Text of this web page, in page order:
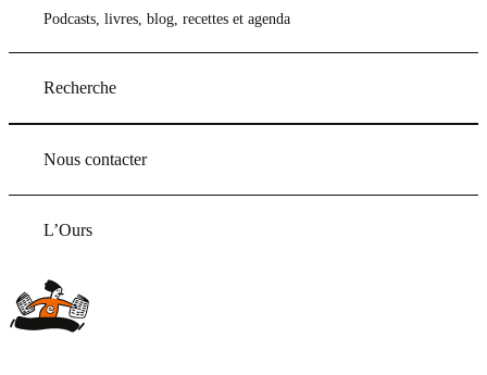
Podcasts, livres, blog, recettes et agenda
Recherche
Nous contacter
L’Ours